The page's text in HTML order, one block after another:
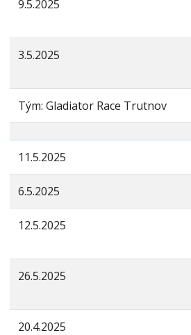
9.5.2025
3.5.2025
Tým: Gladiator Race Trutnov
11.5.2025
6.5.2025
12.5.2025
26.5.2025
20.4.2025